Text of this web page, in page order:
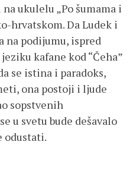
ukulelu „Po šumama i
hrvatskom. Da Ludek i
na podijumu, ispred
kafane kod “Čeha”
se istina i paradoks,
ona postoji i ljude
sopstvenih
u svetu bude dešavalo
odustati.